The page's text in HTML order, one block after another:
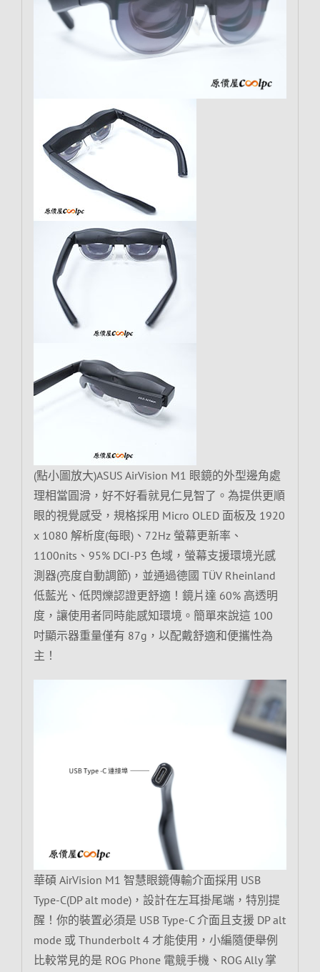
(點小圖放大)ASUS AirVision M1 眼鏡的外型邊角處
理相當圓滑，好不好看就見仁見智了。為提供更順
眼的視覺感受，規格採用 Micro OLED 面板及 1920
x 1080 解析度(每眼)、72Hz 螢幕更新率、
1100nits、95% DCI-P3 色域，螢幕支援環境光感
測器(亮度自動調節)，並通過德國 TÜV Rheinland
低藍光、低閃爍認證更舒適！鏡片達 60% 高透明
度，讓使用者同時能感知環境。簡單來說這 100
吋顯示器重量僅有 87g，以配戴舒適和便攜性為
主！
華碩 AirVision M1 智慧眼鏡傳輸介面採用 USB
Type-C(DP alt mode)，設計在左耳掛尾端，特別提
醒！你的裝置必須是 USB Type-C 介面且支援 DP alt
mode 或 Thunderbolt 4 才能使用，小編隨便舉例
比較常見的是 ROG Phone 電競手機、ROG Ally 掌